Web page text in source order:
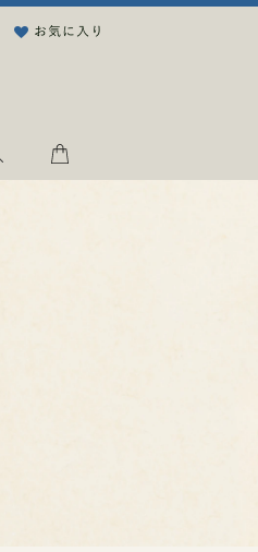
お気に入り